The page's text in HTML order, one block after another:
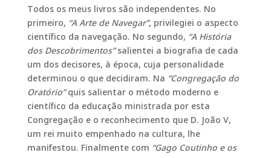
Todos os meus livros são independentes. No
primeiro, “A Arte de Navegar”, privilegiei o aspecto
científico da navegação. No segundo, “A História
dos Descobrimentos”salientei a biografia de cada
um dos decisores, à época, cuja personalidade
determinou o que decidiram. Na “Congregação do
Oratório”quis salientar o método moderno e
científico da educação ministrada por esta
Congregação e o reconhecimento que D. João V,
um rei muito empenhado na cultura, lhe
manifestou. Finalmente com “Gago Coutinho e os